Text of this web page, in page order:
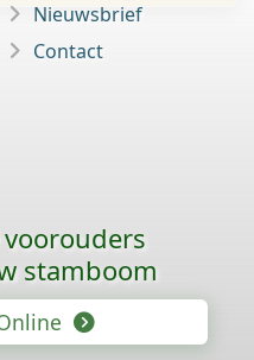
Nieuwsbrief
Contact
stamboom